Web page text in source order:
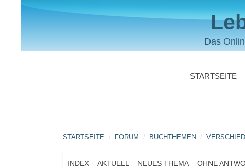
Das
STARTSEITE
STARTSEITE FORUM BUCHTHEMEN
INDEX AKTUELL NEUES THEMA OHNE